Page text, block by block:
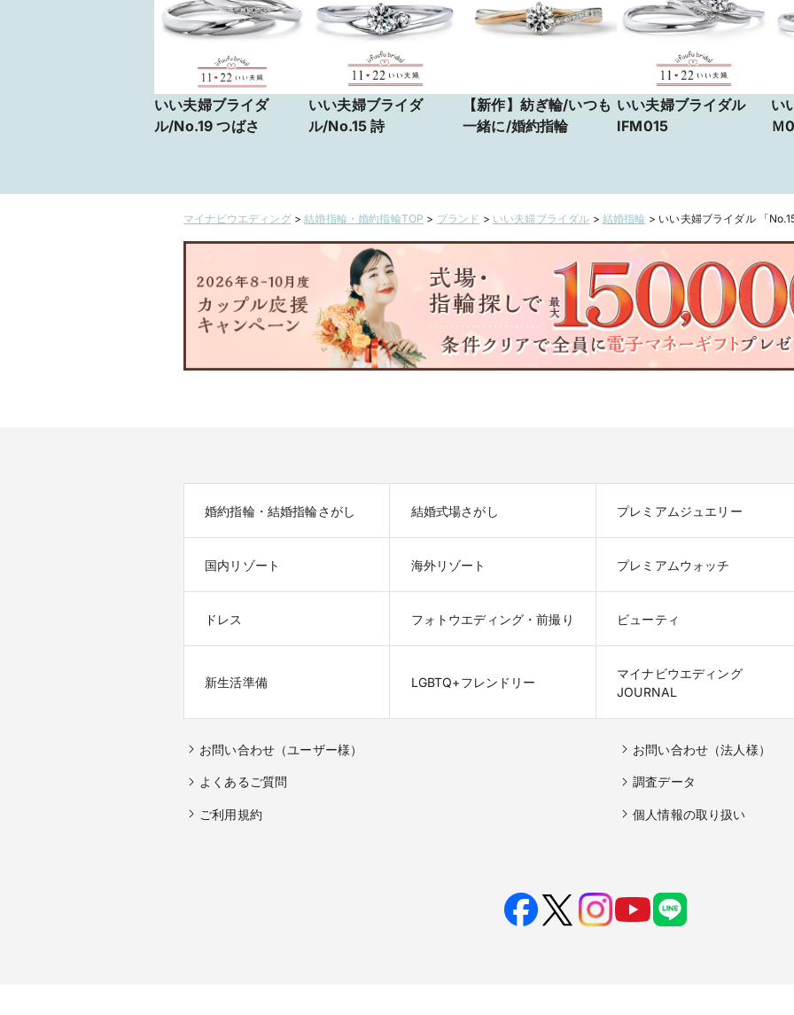
いい夫婦ブライダ
ル/No.19 つばさ
いい夫婦ブライダ
ル/No.15 詩
【新作】紡ぎ輪/いつも
一緒に/婚約指輪
いい夫婦ブライダル
IFM015
い
Ｍ
マイナビウエディング>結婚指輪・婚約指輪TOP > ブランド > いい夫婦ブライダル > 結婚指輪 > いい夫婦ブライダル 「
婚約指輪・結婚指輪さがし 結婚式場さがし プレミアムジュエリー
国内リゾート 海外リゾート プレミアムウォッチ
ドレス フォトウエディング・前撮り ビューティ
新生活準備 LGBTQ+フレンドリー
マイナビウエディング
JOURNAL
お問い合わせ（ユーザー様） お問い合わせ（法人様）
よくあるご質問 調査データ
ご利用規約 個人情報の取り扱い